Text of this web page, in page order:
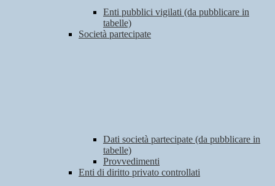
Enti pubblici vigilati (da pubblicare in
tabelle)
Società partecipate
Dati società partecipate (da pubblicare in
tabelle)
Provvedimenti
Enti di diritto privato controllati